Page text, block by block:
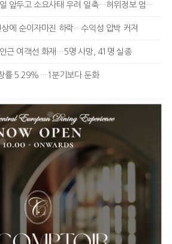
두고 소요사태 우려 일축…허위정보 엄정대응
에 순이자마진 하락…수익성 압박 커져
근 여객선 화재…5명 사망, 41명 실종
률 5.29%…1분기보다 둔화